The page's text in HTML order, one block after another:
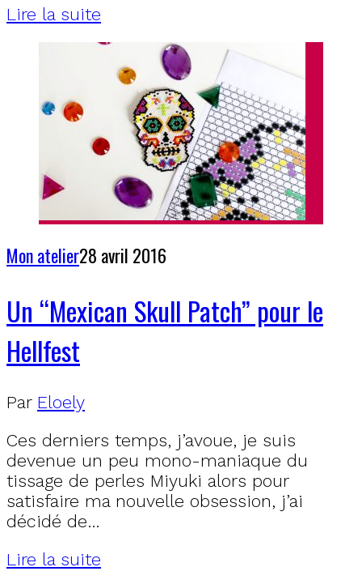
Lire la suite
Mon atelier28 avril 2016
Un “Mexican Skull Patch” pour le
Hellfest
Par Eloely
Ces derniers temps, j’avoue, je suis
devenue un peu mono-maniaque du
tissage de perles Miyuki alors pour
satisfaire ma nouvelle obsession, j’ai
décidé de…
Lire la suite